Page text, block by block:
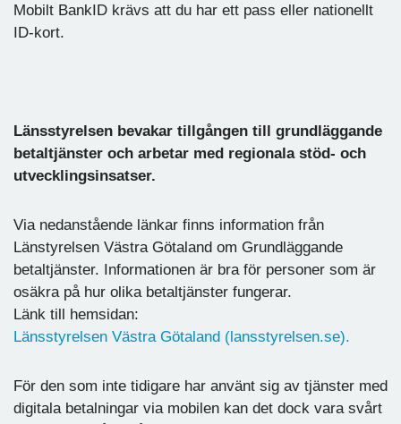
Mobilt BankID krävs att du har ett pass eller nationellt
ID-kort.
Länsstyrelsen bevakar tillgången till grundläggande
betaltjänster och arbetar med regionala stöd- och
utvecklingsinsatser.
Via nedanstående länkar finns information från
Länstyrelsen Västra Götaland om Grundläggande
betaltjänster. Informationen är bra för personer som är
osäkra på hur olika betaltjänster fungerar.
Länk till hemsidan:
Länsstyrelsen Västra Götaland (lansstyrelsen.se).
För den som inte tidigare har använt sig av tjänster med
digitala betalningar via mobilen kan det dock vara svårt